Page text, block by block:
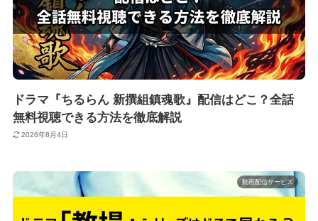
ドラマ『ちるらん 新撰組鎮魂歌』配信はどこ？全話
無料視聴できる方法を徹底解説
2026年8月4日
動画配信サービス